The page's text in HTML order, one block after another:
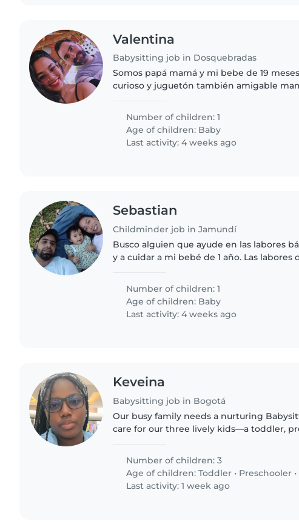
Valentina
Babysitting job in Dosquebradas
Somos papá mamá y mi bebe de 19
curioso y juguetón también amigable
para dedicarlas en otras..
Number of children: 1
Age of children: Baby
Last activity: 4 weeks ago
Sebastian
Childminder job in Jamundí
Busco alguien que ayude en las labores
y a cuidar a mi bebé de 1 año. Las labores
Number of children: 1
Age of children: Baby
Last activity: 4 weeks ago
Keveina
Babysitting job in Bogotá
Our busy family needs a nurturing
care for our three lively kids—a toddler,
homework help, we'd..
Number of children: 3
Age of children:Toddler • Preschooler •
Last activity: 1 week ago